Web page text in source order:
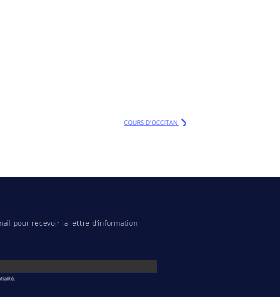
COURS D'OCCITAN
pour recevoir la lettre d’information